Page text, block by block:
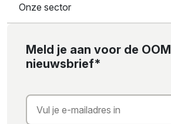
Onze sector
Meld je aan voor de OOM
nieuwsbrief*